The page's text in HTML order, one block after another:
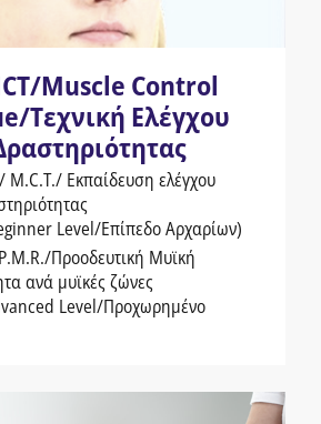
Muscle Control
Τεχνική Ελέγχου
M.C.T./ Εκπαίδευση ελέγχου
Level/Επίπεδο Αρχαρίων)
Προοδευτική Μυϊκή
ανά μυϊκές ζώνες
Level/Προχωρημένο